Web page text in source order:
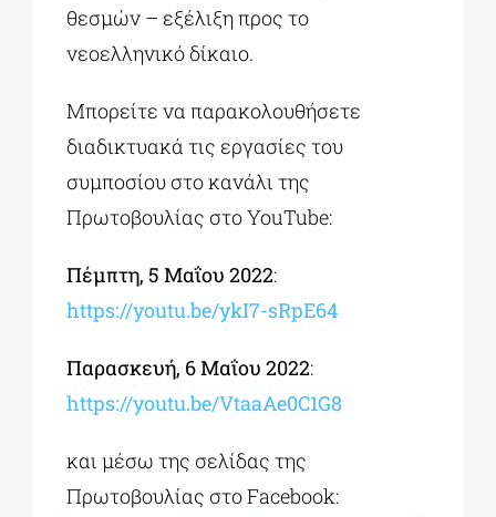
θεσμών – εξέλιξη προς το
νεοελληνικό δίκαιο.
Μπορείτε να παρακολουθήσετε
διαδικτυακά τις εργασίες του
συμποσίου στο κανάλι της
Πρωτοβουλίας στο YouTube:
Πέμπτη, 5 Μαΐου 2022:
https://youtu.be/ykI7-sRpE64
Παρασκευή, 6 Μαΐου 2022:
https://youtu.be/VtaaAe0C1G8
και μέσω της σελίδας της
Πρωτοβουλίας στο Facebook: